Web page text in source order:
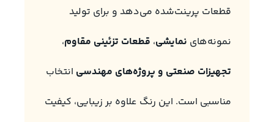
قطعات پرینت‌شده می‌دهد و برای تولید
نمونه‌های نمایشی، قطعات تزئینی مقاوم،
تجهیزات صنعتی و پروژه‌های مهندسی انتخاب
مناسبی است. این رنگ علاوه بر زیبایی، کیفیت